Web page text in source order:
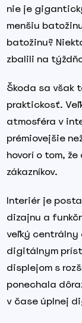
nie je
menšiu
batožinu?
zbalili na
Škoda sa však
praktickosť.
atmosféra v
prémiovejšie
hovorí o tom,
zákazníkov.
Interiér je
dizajnu a
veľký
digitálnym
displejom s
ponechala
v čase úplnej